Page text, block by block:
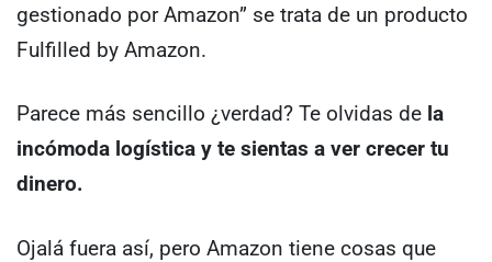
gestionado por Amazon” se trata de un producto
Fulfilled by Amazon.
Parece más sencillo ¿verdad? Te olvidas de la
incómoda logística y te sientas a ver crecer tu
dinero.
Ojalá fuera así, pero Amazon tiene cosas que